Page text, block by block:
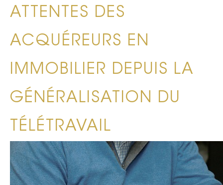
ATTENTES DES
ACQUÉREURS EN
IMMOBILIER DEPUIS LA
GÉNÉRALISATION DU
TÉLÉTRAVAIL